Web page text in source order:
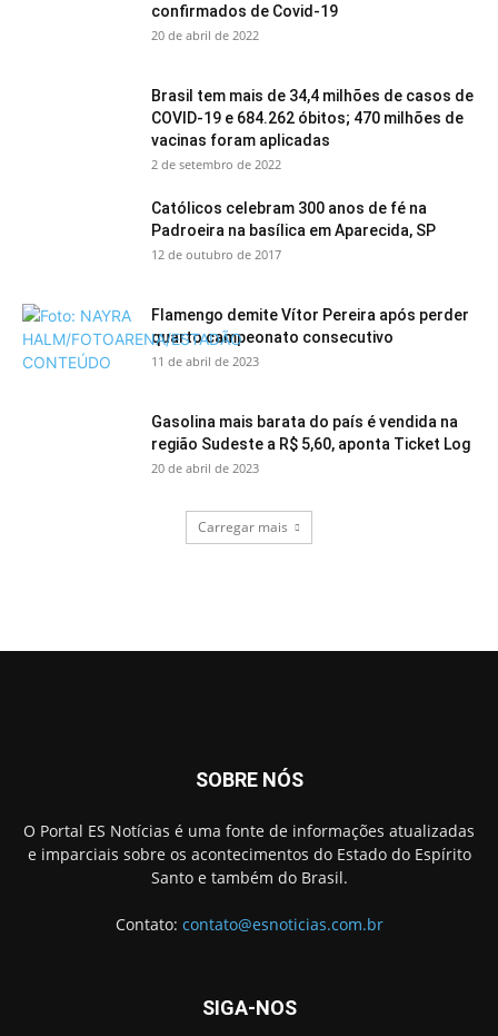
confirmados de Covid-19
20 de abril de 2022
Brasil tem mais de 34,4 milhões de casos de
COVID-19 e 684.262 óbitos; 470 milhões de
vacinas foram aplicadas
2 de setembro de 2022
Católicos celebram 300 anos de fé na
Padroeira na basílica em Aparecida, SP
12 de outubro de 2017
Flamengo demite Vítor Pereira após perder
quarto campeonato consecutivo
11 de abril de 2023
Gasolina mais barata do país é vendida na
região Sudeste a R$ 5,60, aponta Ticket Log
20 de abril de 2023
Carregar mais
SOBRE NÓS
O Portal ES Notícias é uma fonte de informações atualizadas
e imparciais sobre os acontecimentos do Estado do Espírito
Santo e também do Brasil.
Contato: contato@esnoticias.com.br
SIGA-NOS